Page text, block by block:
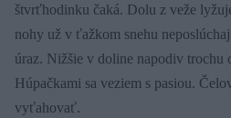
štvrťhodinku čaká. Dolu z veže
nohy už v ťažkom snehu
úraz. Nižšie v doline napodiv trochu
Húpačkami sa veziem s pasiou.
vyťahovať.